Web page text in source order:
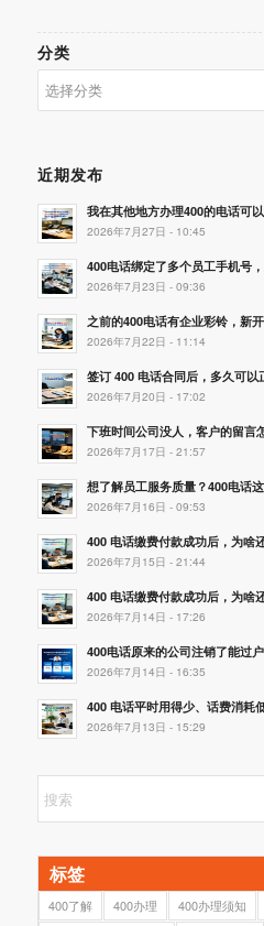
分类
类
近期发布
我在其他地方办理400的电话可
2026年7月27日 - 10:45
400电话绑定了多个员工手机号
2026年7月23日 - 09:36
之前的400电话有企业彩铃，新
2026年7月22日 - 11:14
签订 400 电话合同后，多久可以
2026年7月20日 - 17:02
下班时间公司没人，客户的留言
2026年7月17日 - 21:57
想了解员工服务质量？400电话
2026年7月16日 - 09:53
400 电话缴费付款成功后，为啥
2026年7月15日 - 21:44
400 电话缴费付款成功后，为啥
2026年7月14日 - 17:26
400电话原来的公司注销了能过
2026年7月14日 - 16:35
400 电话平时用得少、话费消耗
2026年7月13日 - 15:29
标签
400了解 400办理 400办理须知